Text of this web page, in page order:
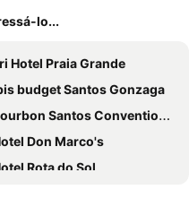
lo...
Hotel Praia Grande
budget Santos Gonzaga
Santos Convention Hotel
Don Marco's
Rota do Sol
Balneário Santos by Castelo Itaipava